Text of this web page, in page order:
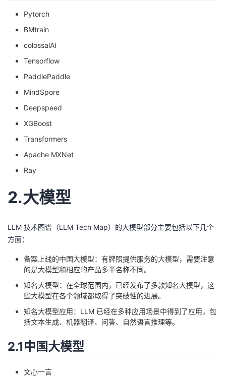
Pytorch
BMtrain
colossalAI
Tensorflow
PaddlePaddle
MindSpore
Deepspeed
XGBoost
Transformers
Apache MXNet
Ray
2.大模型
LLM 技术图谱（LLM Tech Map）的大模型部分主要包括以下几个
方面：
备案上线的中国大模型：有牌照提供服务的大模型，需要注意
的是大模型和相应的产品多半名称不同。
知名大模型：在全球范围内，已经发布了多款知名大模型，这
些大模型在各个领域都取得了突破性的进展。
知名大模型应用：LLM 已经在多种应用场景中得到了应用，包
括文本生成、机器翻译、问答、自然语言推理等。
2.1中国大模型
文心一言